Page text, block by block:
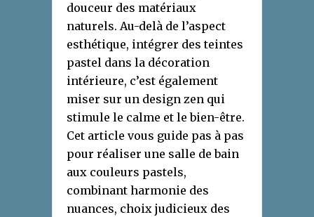
douceur des matériaux
naturels. Au-delà de l’aspect
esthétique, intégrer des teintes
pastel dans la décoration
intérieure, c’est également
miser sur un design zen qui
stimule le calme et le bien-être.
Cet article vous guide pas à pas
pour réaliser une salle de bain
aux couleurs pastels,
combinant harmonie des
nuances, choix judicieux des